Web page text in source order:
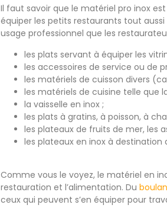
Il faut savoir que le matériel pro inox
équiper les petits restaurants tout
usage professionnel que les
les plats servant à équiper les
les accessoires de service ou de
les matériels de cuisson divers
les matériels de cuisine telle que
la vaisselle en inox ;
les plats à gratins, à poisson, à
les plateaux de fruits de mer, les
les plateaux en inox à destination
Comme vous le voyez, le matériel en
restauration et l’alimentation. Du
ceux qui peuvent s’en équiper pour